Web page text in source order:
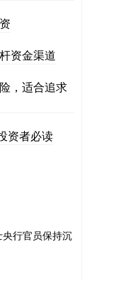
资金渠道
，适合追求
资者必读
行官员保持沉